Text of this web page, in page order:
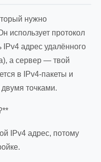
нужно
использует протокол
адрес удалённого
а сервер — твой
в IPv4-пакеты и
точками.
IPv4 адрес, потому